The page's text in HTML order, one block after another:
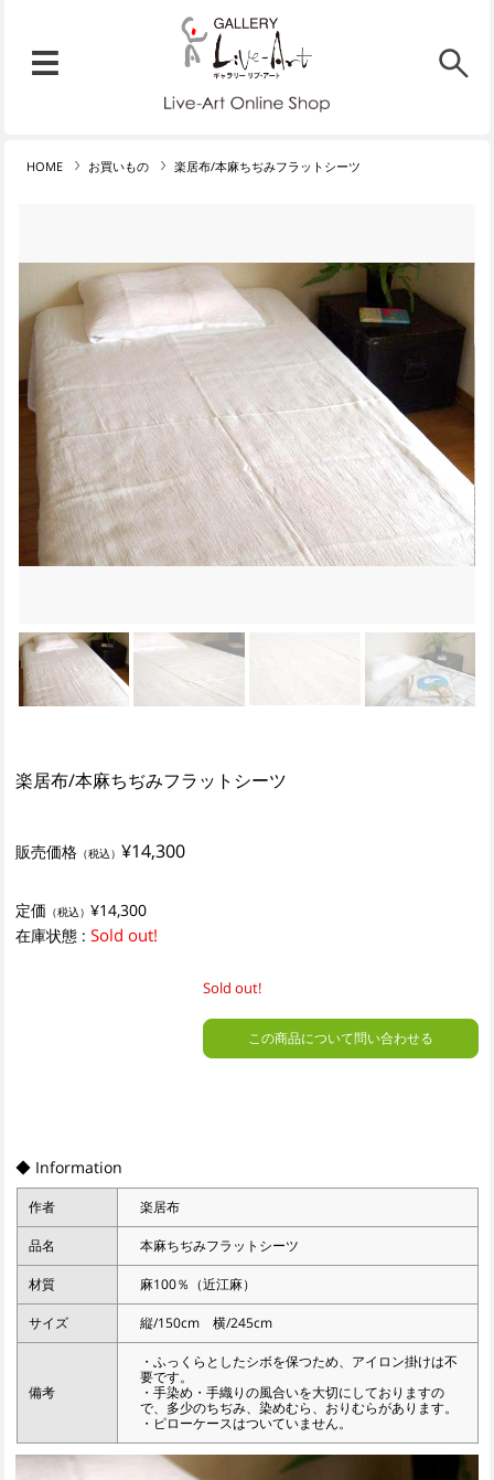
HOME お買いもの 楽居布/本麻ちぢみフラットシーツ
楽居布/本麻ちぢみフラットシーツ
販売価格 （税込） ¥14,300
定価 （税込） ¥14,300
在庫状態 :Sold out!
Sold out!
この商品について問い合わせる
◆ Information
作者 楽居布
品名 本麻ちぢみフラットシーツ
材質 麻100％（近江麻）
サイズ 縦/150cm 横/245cm
備考
・ふっくらとしたシボを保つため、アイロン掛けは不
要です。
・手染め・手織りの風合いを大切にしておりますの
で、多少のちぢみ、染めむら、おりむらがあります。
・ピローケースはついていません。